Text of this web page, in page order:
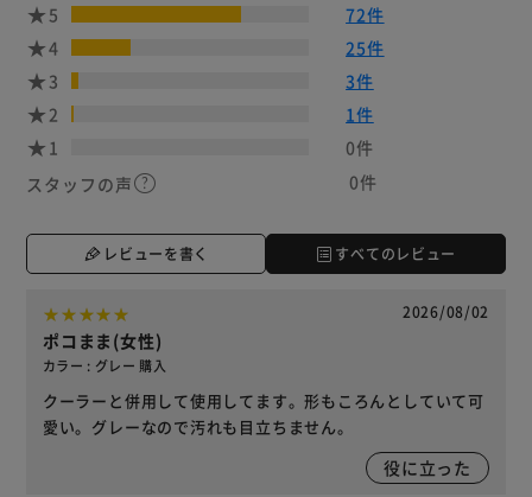
5
72件
4
25件
3
3件
2
1件
1
0件
スタッフの声
0件
レビューを書く すべてのレビュー
2026/08/02
ポコまま(女性)
カラー : グレー 購入
クーラーと併用して使用してます。形もころんとしていて可
愛い。グレーなので汚れも目立ちません。
役に立った